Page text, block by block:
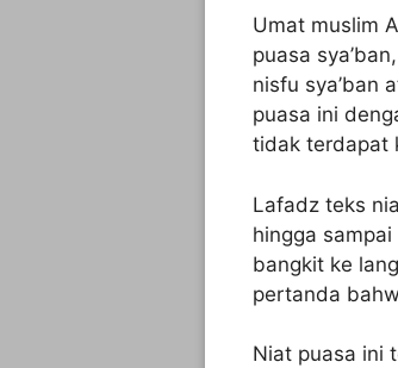
Umat muslim
puasa
nisfu sya’ban
puasa ini
tidak terdapat
Lafadz teks
hingga
bangkit ke
pertanda
Niat puasa ini